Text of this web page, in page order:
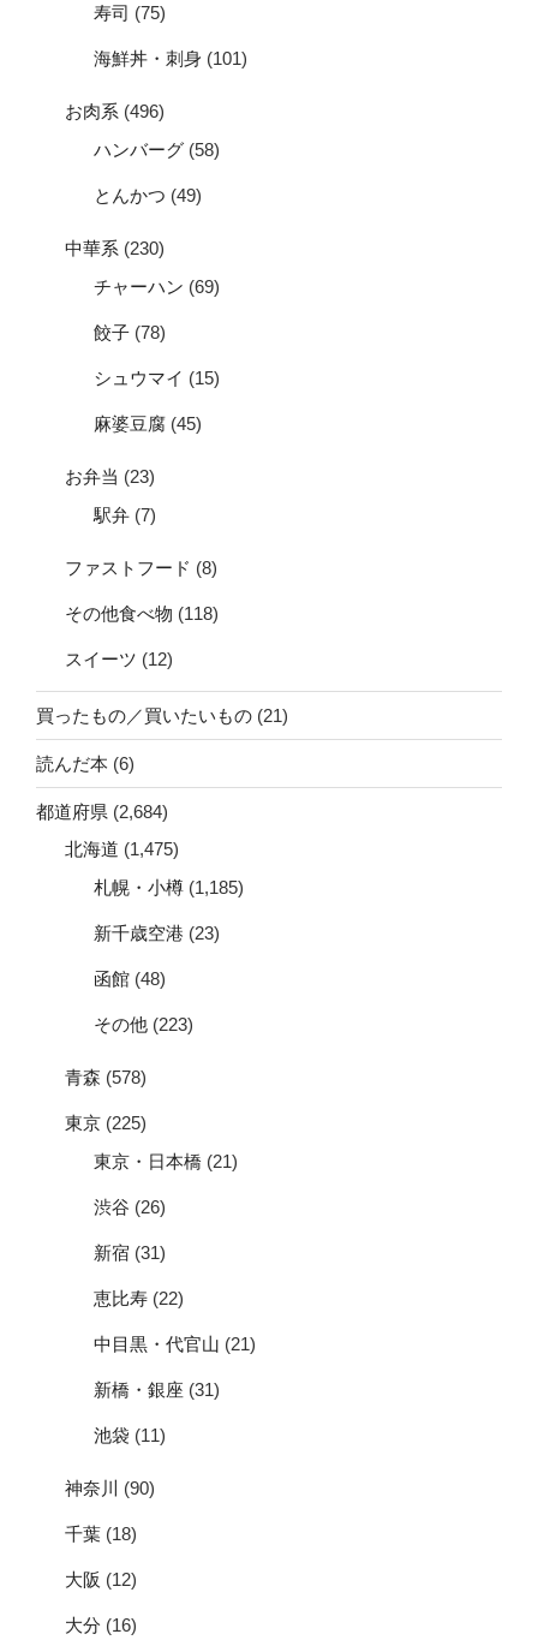
寿司 (75)
海鮮丼・刺身 (101)
お肉系 (496)
ハンバーグ (58)
とんかつ (49)
中華系 (230)
チャーハン (69)
餃子 (78)
シュウマイ (15)
麻婆豆腐 (45)
お弁当 (23)
駅弁 (7)
ファストフード (8)
その他食べ物 (118)
スイーツ (12)
買ったもの／買いたいもの (21)
読んだ本 (6)
都道府県 (2,684)
北海道 (1,475)
札幌・小樽 (1,185)
新千歳空港 (23)
函館 (48)
その他 (223)
青森 (578)
東京 (225)
東京・日本橋 (21)
渋谷 (26)
新宿 (31)
恵比寿 (22)
中目黒・代官山 (21)
新橋・銀座 (31)
池袋 (11)
神奈川 (90)
千葉 (18)
大阪 (12)
大分 (16)